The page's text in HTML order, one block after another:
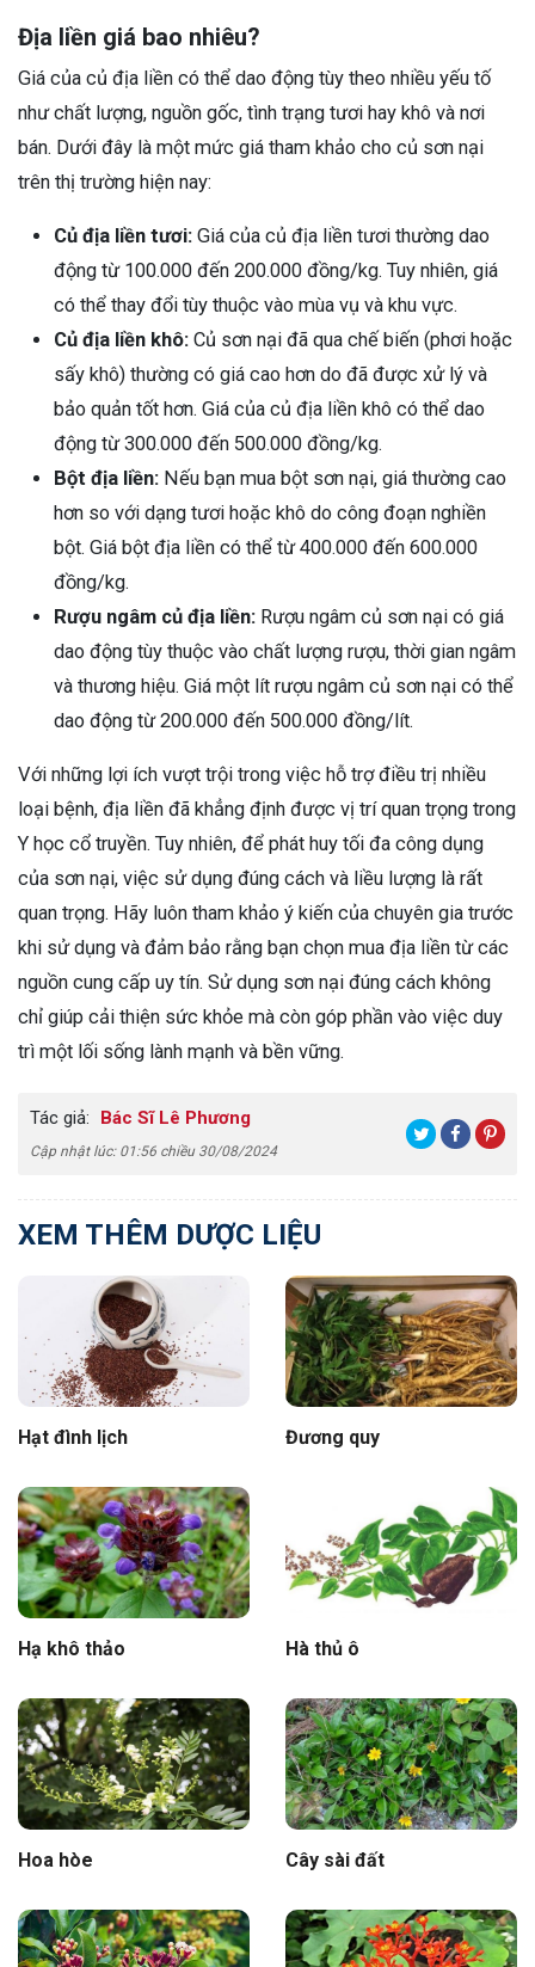
Địa liền giá bao nhiêu?
Giá của củ địa liền có thể dao động tùy theo nhiều yếu tố
như chất lượng, nguồn gốc, tình trạng tươi hay khô và nơi
bán. Dưới đây là một mức giá tham khảo cho củ sơn nại
trên thị trường hiện nay:
Củ địa liền tươi: Giá của củ địa liền tươi thường dao
động từ 100.000 đến 200.000 đồng/kg. Tuy nhiên, giá
có thể thay đổi tùy thuộc vào mùa vụ và khu vực.
Củ địa liền khô: Củ sơn nại đã qua chế biến (phơi hoặc
sấy khô) thường có giá cao hơn do đã được xử lý và
bảo quản tốt hơn. Giá của củ địa liền khô có thể dao
động từ 300.000 đến 500.000 đồng/kg.
Bột địa liền: Nếu bạn mua bột sơn nại, giá thường cao
hơn so với dạng tươi hoặc khô do công đoạn nghiền
bột. Giá bột địa liền có thể từ 400.000 đến 600.000
đồng/kg.
Rượu ngâm củ địa liền: Rượu ngâm củ sơn nại có giá
dao động tùy thuộc vào chất lượng rượu, thời gian ngâm
và thương hiệu. Giá một lít rượu ngâm củ sơn nại có thể
dao động từ 200.000 đến 500.000 đồng/lít.
Với những lợi ích vượt trội trong việc hỗ trợ điều trị nhiều
loại bệnh, địa liền đã khẳng định được vị trí quan trọng trong
Y học cổ truyền. Tuy nhiên, để phát huy tối đa công dụng
của sơn nại, việc sử dụng đúng cách và liều lượng là rất
quan trọng. Hãy luôn tham khảo ý kiến của chuyên gia trước
khi sử dụng và đảm bảo rằng bạn chọn mua địa liền từ các
nguồn cung cấp uy tín. Sử dụng sơn nại đúng cách không
chỉ giúp cải thiện sức khỏe mà còn góp phần vào việc duy
trì một lối sống lành mạnh và bền vững.
Tác giả: Bác Sĩ Lê Phương
Cập nhật lúc: 01:56 chiều 30/08/2024
XEM THÊM DƯỢC LIỆU
Hạt đình lịch Đương quy
Hạ khô thảo Hà thủ ô
Hoa hòe Cây sài đất